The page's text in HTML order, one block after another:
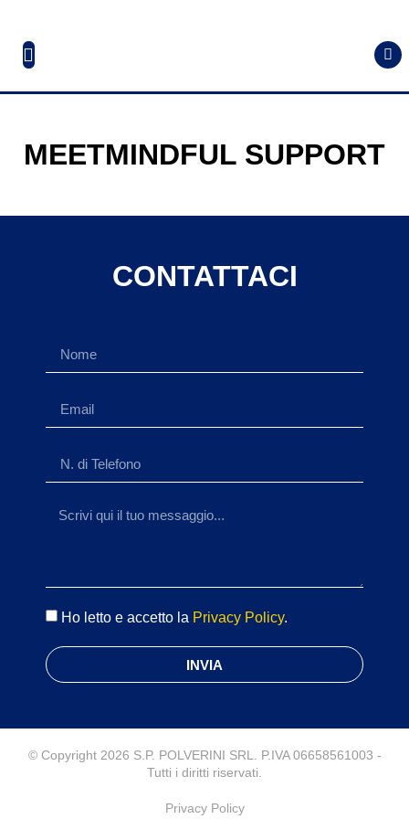
MEETMINDFUL SUPPORT
CONTATTACI
Ho letto e accetto la Privacy Policy.
INVIA
© Copyright 2026 S.P. POLVERINI SRL. P.IVA 06658561003 -
Tutti i diritti riservati.
Privacy Policy